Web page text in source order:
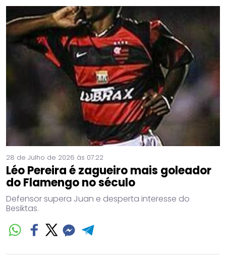
28 de Julho de 2026 às 07:22
Léo Pereira é zagueiro mais goleador
do Flamengo no século
Defensor supera Juan e desperta interesse do
Besiktas.